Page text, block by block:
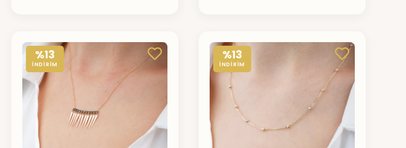
%13
İNDİRİM
%13
İNDİRİM